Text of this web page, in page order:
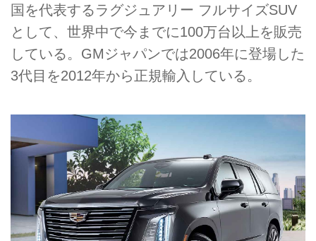
国を代表するラグジュアリー フルサイズSUV
として、世界中で今までに100万台以上を販売
している。GMジャパンでは2006年に登場した
3代目を2012年から正規輸入している。